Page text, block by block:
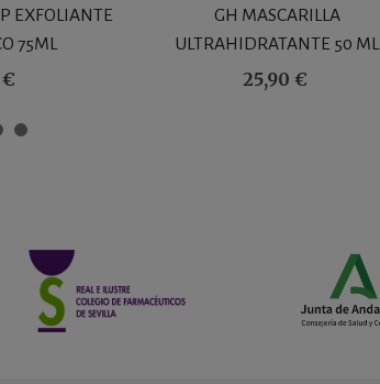
EXFOLIANTE
75ML
€
GH MASCARILLA
ULTRAHIDRATANTE 50 ML
25,90 €